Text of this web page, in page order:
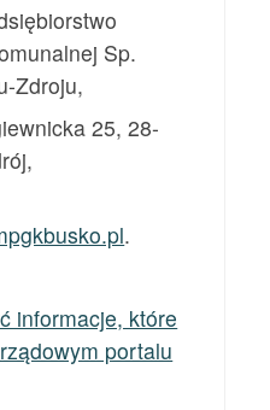
Sp.
Zdroju,
25, 28-
,
.
informacje, które
portalu